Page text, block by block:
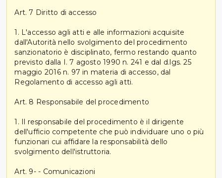
Art. 7 Diritto di accesso
1. L'accesso agli atti e alle informazioni acquisite
dall'Autorità nello svolgimento del procedimento
sanzionatorio è disciplinato, fermo restando quanto
previsto dalla I. 7 agosto 1990 n. 241 e dal d.lgs. 25
maggio 2016 n. 97 in materia di accesso, dal
Regolamento di accesso agli atti.
Art. 8 Responsabile del procedimento
1. Il responsabile del procedimento è il dirigente
dell'ufficio competente che può individuare uno o più
funzionari cui affidare la responsabilità dello
svolgimento dell'istruttoria.
Art. 9- - Comunicazioni